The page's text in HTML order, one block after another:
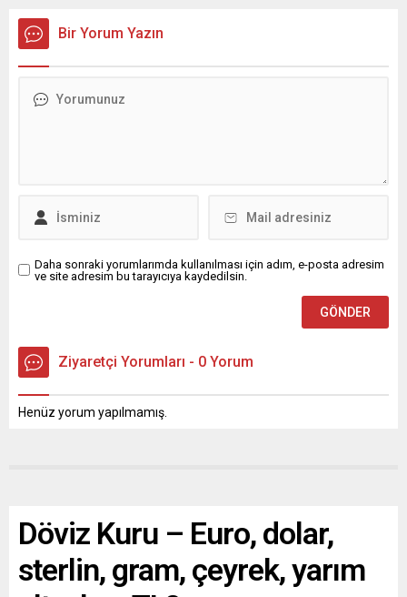
Bir Yorum Yazın
Daha sonraki yorumlarımda kullanılması için adım, e-posta adresim
ve site adresim bu tarayıcıya kaydedilsin.
Ziyaretçi Yorumları - 0 Yorum
Henüz yorum yapılmamış.
Döviz Kuru – Euro, dolar,
sterlin, gram, çeyrek, yarım